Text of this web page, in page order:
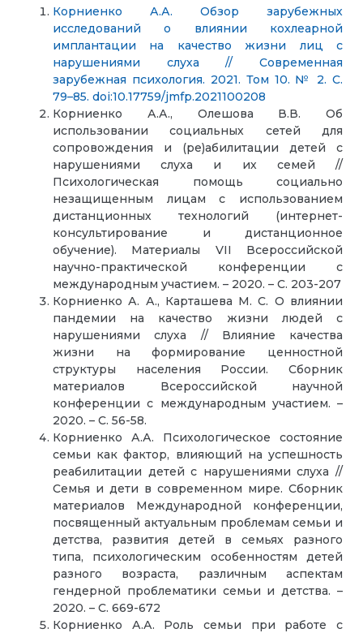
Корниенко А.А. Обзор зарубежных
исследований о влиянии кохлеарной
имплантации на качество жизни лиц с
нарушениями слуха // Современная
зарубежная психология. 2021. Том 10. № 2. С.
79–85. doi:10.17759/jmfp.2021100208
Корниенко А.А., Олешова В.В. Об
использовании социальных сетей для
сопровождения и (ре)абилитации детей с
нарушениями слуха и их семей //
Психологическая помощь социально
незащищенным лицам с использованием
дистанционных технологий (интернет-
консультирование и дистанционное
обучение). Материалы VII Всероссийской
научно-практической конференции с
международным участием. – 2020. – С. 203-207
Корниенко А. А., Карташева М. С. О влиянии
пандемии на качество жизни людей с
нарушениями слуха // Влияние качества
жизни на формирование ценностной
структуры населения России. Сборник
материалов Всероссийской научной
конференции с международным участием. –
2020. – С. 56-58.
Корниенко А.А. Психологическое состояние
семьи как фактор, влияющий на успешность
реабилитации детей с нарушениями слуха //
Семья и дети в современном мире. Сборник
материалов Международной конференции,
посвященный актуальным проблемам семьи и
детства, развития детей в семьях разного
типа, психологическим особенностям детей
разного возраста, различным аспектам
гендерной проблематики семьи и детства. –
2020. – С. 669-672
Корниенко А.А. Роль семьи при работе с